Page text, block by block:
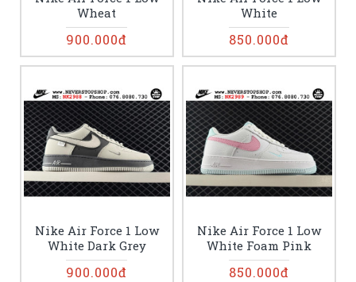
Wheat
900.000đ
White
850.000đ
Nike Air Force 1 Low
White Dark Grey
900.000đ
Nike Air Force 1 Low
White Foam Pink
850.000đ